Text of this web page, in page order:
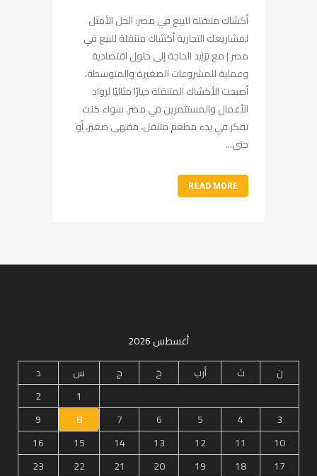
أكشاك متنقلة للبيع في مصر: الحل الأمثل
لمشاريعك التجارية أكشاك متنقلة للبيع في
مصر | مع تزايد الحاجة إلى حلول اقتصادية
وعملية للمشروعات الصغيرة والمتوسطة،
أصبحت الأكشاك المتنقلة خيارًا مثاليًا لرواد
الأعمال والمستثمرين في مصر. سواء كنت
تفكر في بدء مطعم متنقل، مقهى صغير، أو
حتى...
READ MORE
أغسطس 2026
ن
ث أرب خ ج س
د
1
2
3
4
5
6
7
8
9
10
11
12
13
14
15
16
17
18
19
20
21
22
23